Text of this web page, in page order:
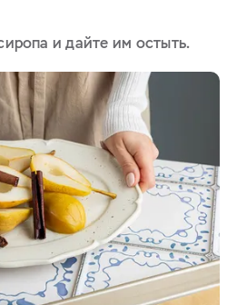
и дайте им остыть.